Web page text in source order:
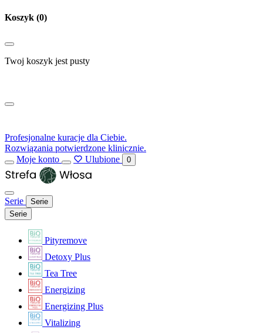
Koszyk (0)
Twoj koszyk jest pusty
Profesjonalne kuracje dla Ciebie.
Rozwiązania potwierdzone klinicznie.
Moje konto
Ulubione 0
Serie
Serie
Serie
Pityremove
Detoxy Plus
Tea Tree
Energizing
Energizing Plus
Vitalizing